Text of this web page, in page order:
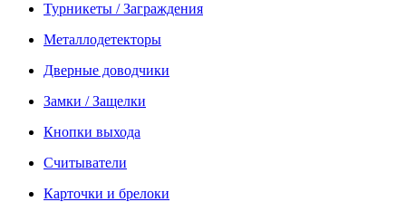
Турникеты / Заграждения
Металлодетекторы
Дверные доводчики
Замки / Защелки
Кнопки выхода
Считыватели
Карточки и брелоки